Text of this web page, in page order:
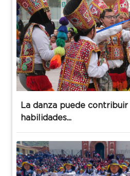
La danza puede
habilidades...